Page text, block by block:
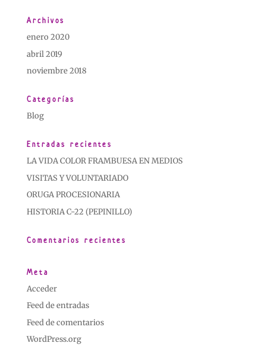
Archivos
enero 2020
abril 2019
noviembre 2018
Categorías
Blog
Entradas recientes
LA VIDA COLOR FRAMBUESA EN MEDIOS
VISITAS Y VOLUNTARIADO
ORUGA PROCESIONARIA
HISTORIA C-22 (PEPINILLO)
Comentarios recientes
Meta
Acceder
Feed de entradas
Feed de comentarios
WordPress.org